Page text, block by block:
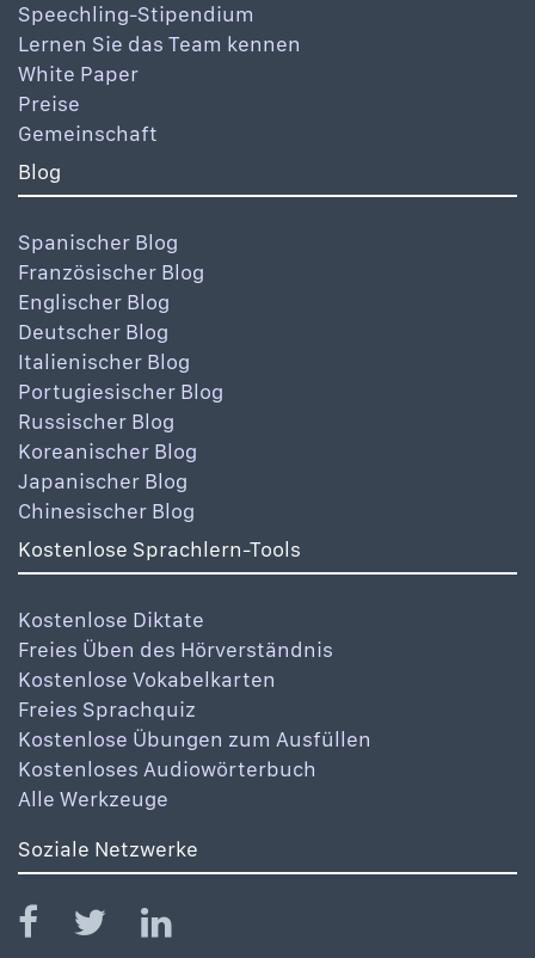
Speechling-Stipendium
Lernen Sie das Team kennen
White Paper
Preise
Gemeinschaft
Blog
Spanischer Blog
Französischer Blog
Englischer Blog
Deutscher Blog
Italienischer Blog
Portugiesischer Blog
Russischer Blog
Koreanischer Blog
Japanischer Blog
Chinesischer Blog
Kostenlose Sprachlern-Tools
Kostenlose Diktate
Freies Üben des Hörverständnis
Kostenlose Vokabelkarten
Freies Sprachquiz
Kostenlose Übungen zum Ausfüllen
Kostenloses Audiowörterbuch
Alle Werkzeuge
Soziale Netzwerke